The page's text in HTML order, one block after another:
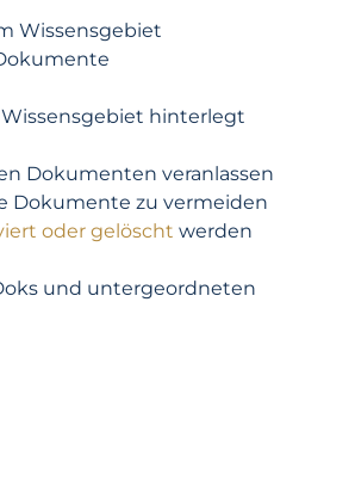
Wissensgebiet
Wissensgebiet hinterlegt
Dokumenten veranlassen
Dokumente zu vermeiden
oder gelöscht werden
und untergeordneten